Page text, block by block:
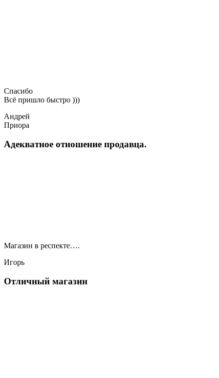
Спасибо
Всё пришло быстро )))
Андрей
Приора
Адекватное отношение продавца.
Магазин в респекте….
Игорь
Отличный магазин